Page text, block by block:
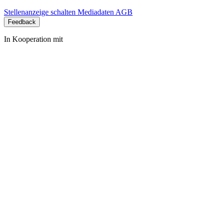
Stellenanzeige schalten Mediadaten AGB
Feedback
In Kooperation mit